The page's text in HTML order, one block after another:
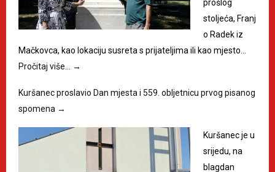
prošlog
stoljeća, Franj
o Radek iz
Mačkovca, kao lokaciju susreta s prijateljima ili kao mjesto…
Pročitaj više…
→
Kuršanec proslavio Dan mjesta i 559. obljetnicu prvog pisanog
spomena →
Kuršanec je u
srijedu, na
blagdan